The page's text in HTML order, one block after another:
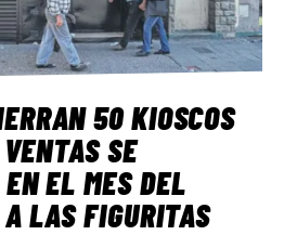
50 KIOSCOS
SE
EL MES DEL
LAS FIGURITAS